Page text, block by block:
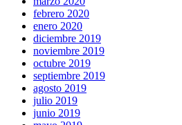
febrero 2020
enero 2020
diciembre 2019
noviembre 2019
octubre 2019
septiembre 2019
agosto 2019
julio 2019
junio 2019